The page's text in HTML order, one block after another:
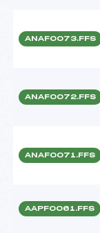
ANAF0073.FFS
ANAF0072.FFS
ANAF0071.FFS
AAPF0061.FFS